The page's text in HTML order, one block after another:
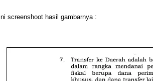
Ini screenshoot hasil gambarnya :